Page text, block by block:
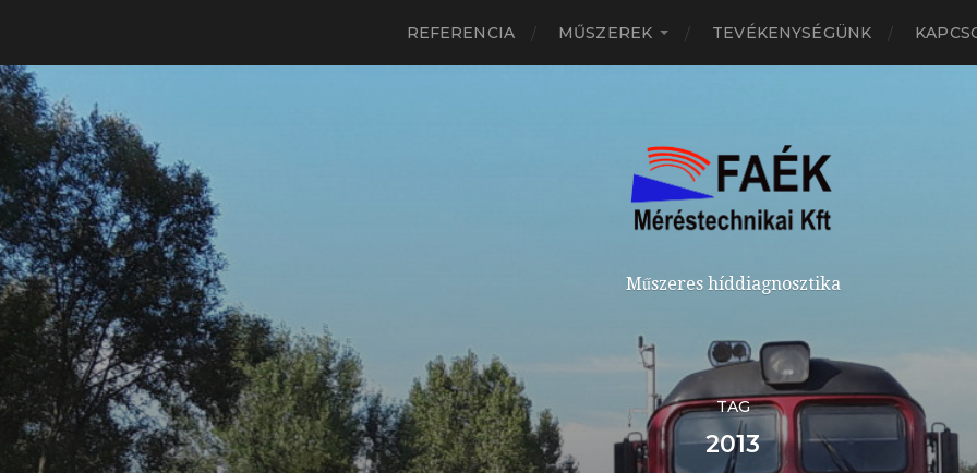
REFERENCIA MŰSZEREK TEVÉKENYSÉGÜNK
Műszeres híddiagnosztika
TAG
2013